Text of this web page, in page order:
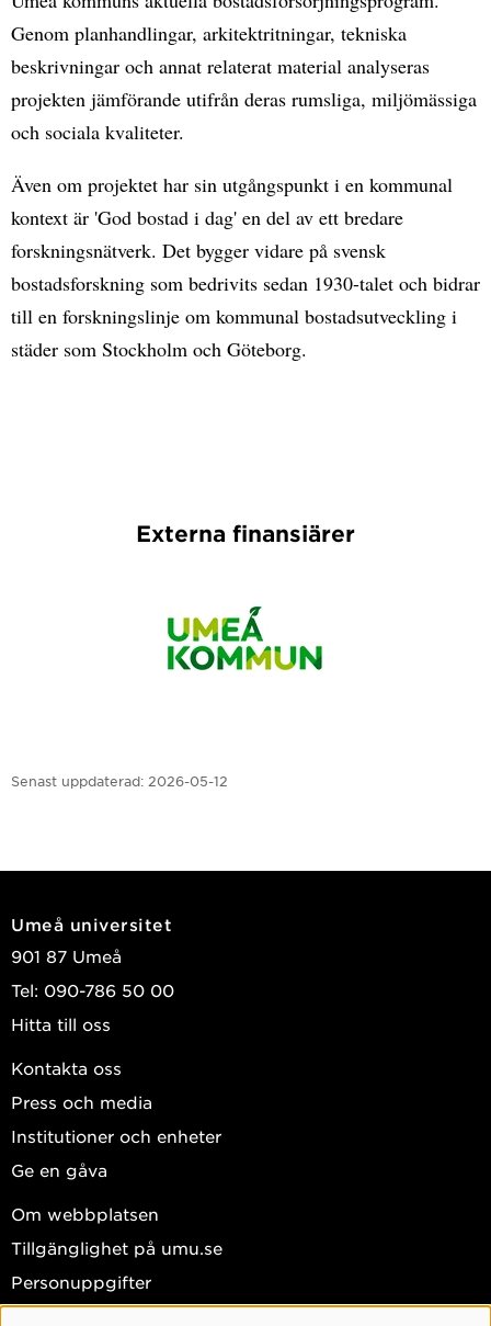
Genom planhandlingar, arkitektritningar, tekniska
beskrivningar och annat relaterat material analyseras
projekten jämförande utifrån deras rumsliga, miljömässiga
och sociala kvaliteter.
Även om projektet har sin utgångspunkt i en kommunal
kontext är 'God bostad i dag' en del av ett bredare
forskningsnätverk. Det bygger vidare på svensk
bostadsforskning som bedrivits sedan 1930-talet och bidrar
till en forskningslinje om kommunal bostadsutveckling i
städer som Stockholm och Göteborg.
Externa finansiärer
Senast uppdaterad: 2026-05-12
Umeå universitet
901 87 Umeå
Tel: 090-786 50 00
Hitta till oss
Kontakta oss
Press och media
Institutioner och enheter
Ge en gåva
Om webbplatsen
Tillgänglighet på umu.se
Personuppgifter